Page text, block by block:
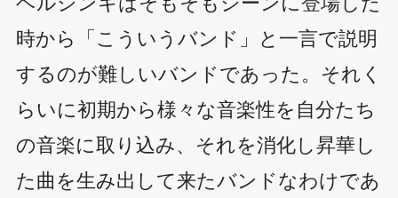
時から「こういうバンド」と一言で説明
するのが難しいバンドであった。それく
らいに初期から様々な音楽性を自分たち
の音楽に取り込み、それを消化し昇華し
た曲を生み出して来たバンドなわけであ